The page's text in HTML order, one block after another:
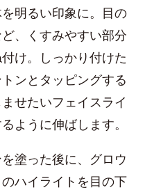
明るい印象に。目の
、くすみやすい部分
け。しっかり付けた
ンとタッピングする
せたいフェイスライ
ように伸ばします。
塗った後に、グロウ
ハイライトを目の下